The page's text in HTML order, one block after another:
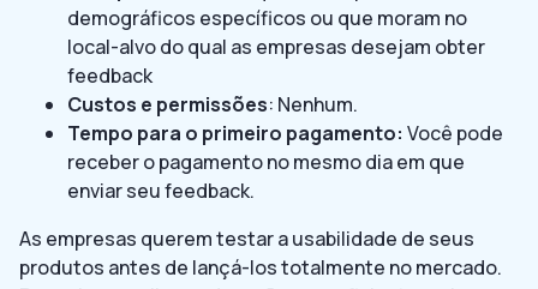
demográficos específicos ou que moram no
local-alvo do qual as empresas desejam obter
feedback
Custos e permissões: Nenhum.
Tempo para o primeiro pagamento: Você pode
receber o pagamento no mesmo dia em que
enviar seu feedback.
As empresas querem testar a usabilidade de seus
produtos antes de lançá-los totalmente no mercado.